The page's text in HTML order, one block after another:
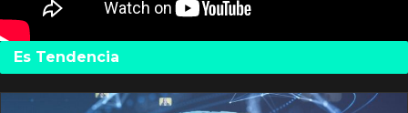
Es Tendencia